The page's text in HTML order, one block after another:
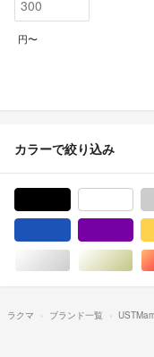
円〜
カラーで絞り込み
シルバー/銀色系
ゴ
ラクマ ブランド一覧